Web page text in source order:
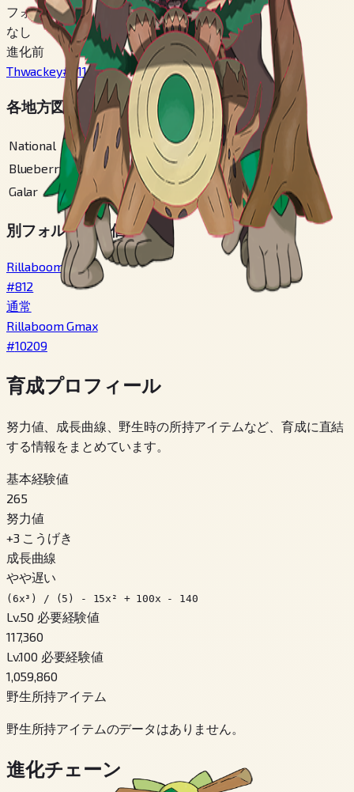
フォルム切替
なし
進化前
Thwackey# 811
各地方図鑑番号
National #812
Blueberry
#229
Galar
#3
別フォルム・別個体
Rillaboom
#812
通常
Rillaboom Gmax
#10209
育成プロフィール
努力値、成長曲線、野生時の所持アイテムなど、育成に直結
する情報をまとめています。
基本経験値
265
努力値
+3 こうげき
成長曲線
やや遅い
(6x³) / (5) - 15x² + 100x - 140
Lv.50 必要経験値
117,360
Lv.100 必要経験値
1,059,860
野生所持アイテム
野生所持アイテムのデータはありません。
進化チェーン